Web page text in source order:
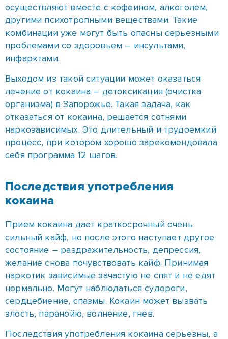
Выходом из такой ситуации может оказаться
лечение от кокаина – детоксикация (очистка
организма) в Запорожье. Такая задача, как
отказаться от кокаина, решается сотнями
наркозависимых. Это длительный и трудоемкий
себя программа 12 шагов.
Последствия употребления
кокаина
Прием кокаина дает краткосрочный очень
желание снова почувствовать кайф. Принимая
наркотик зависимые зачастую не спят и не едят
сердцебиение, спазмы. Кокаин может вызвать
злость, паранойю, волнение, гнев.
Последствия употребления кокаина серьезны, а
привыкание наступает очень быстро. Может
развиваться риск дыхательной или сердечной
недостаточности, что может даже привести к
смерти.